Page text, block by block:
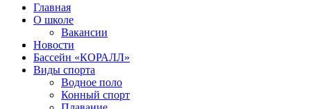
Главная
О школе
Вакансии
Новости
Бассейн «КОРАЛЛ»
Виды спорта
Водное поло
Конный спорт